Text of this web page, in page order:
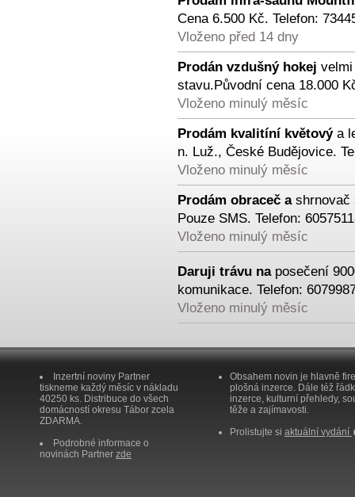
Cena 6.500 Kč. Telefon:
Vloženo před 14 dny
Prodán vzdušný hokej
stavu.Původní cena 18.000
Vloženo minulý měsíc
Prodám kvalitíní květovýa
n. Luž., České Budějovice.
Vloženo minulý měsíc
Prodám obraceč ashrnovač
Pouze SMS. Telefon:
Vloženo minulý měsíc
Daruji trávu naposečení
komunikace. Telefon:
Vloženo minulý měsíc
Inzertní noviny Partner
tiskneme každý měsíc v nákladu
40250 ks. Distribuce do všech
domácností okresu Tábor zcela
ZDARMA.
Podrobné informace o
novinách Partner zde
Obsahem novin je hlavně
plošná inzerce. Dále též
inzerce, kulturní přehledy,
těže a zajímavosti.
Prolistujte si aktuální vydání